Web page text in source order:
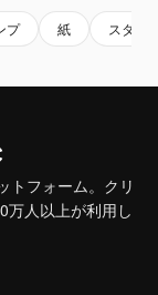
プ 紙 スタン
トフォーム。クリ
万人以上が利用し